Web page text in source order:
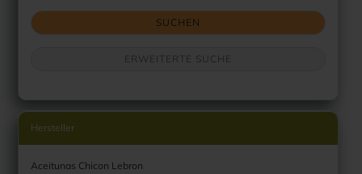
SUCHEN
ERWEITERTE SUCHE
Hersteller
Aceitunas Chicon Lebron